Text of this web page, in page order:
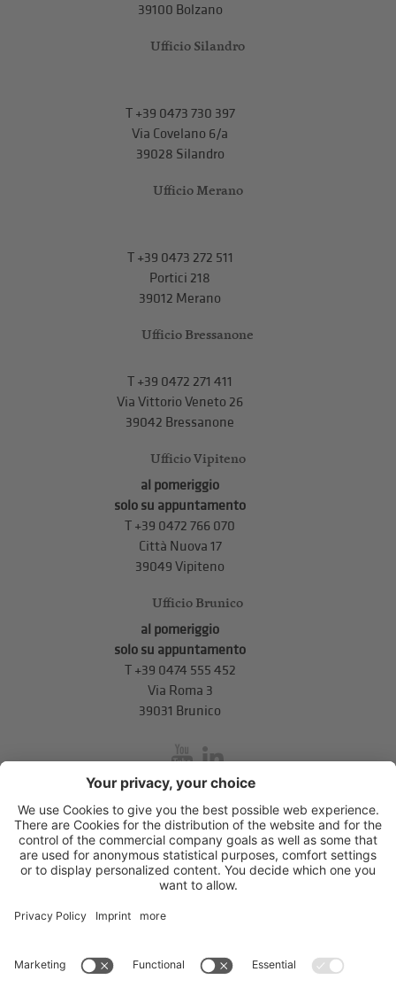
39100 Bolzano
Ufficio Silandro
T+39 0473 730 397
Via Covelano 6/a
39028 Silandro
Ufficio Merano
T+39 0473 272 511
Portici 218
39012 Merano
Ufficio Bressanone
T +39 0472 271 411
Via Vittorio Veneto 26
39042 Bressanone
Ufficio Vipiteno
al pomeriggio
solo su appuntamento
T +39 0472 766 070
Città Nuova 17
39049 Vipiteno
Ufficio Brunico
al pomeriggio
solo su appuntamento
T+39 0474 555 452
Via Roma 3
39031 Brunico
inService
Via di Mezzo ai Piani 5 ,39100 Bolzano.T+39 0471 310 311.
info@unione-bz.it
Impressum
Privacy